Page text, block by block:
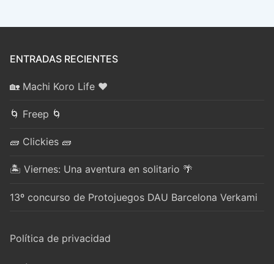
ENTRADAS RECIENTES
🏡 Machi Koro Life ❤️
🌀 Freep 🌀
🧱 Clickies 🧱
🏝️ Viernes: Una aventura en solitario 🌴
13º concurso de Protojuegos DAU Barcelona Verkami
Política de privacidad